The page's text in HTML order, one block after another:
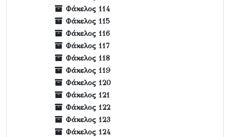
Φάκελος 114
Φάκελος 115
Φάκελος 116
Φάκελος 117
Φάκελος 118
Φάκελος 119
Φάκελος 120
Φάκελος 121
Φάκελος 122
Φάκελος 123
Φάκελος 124